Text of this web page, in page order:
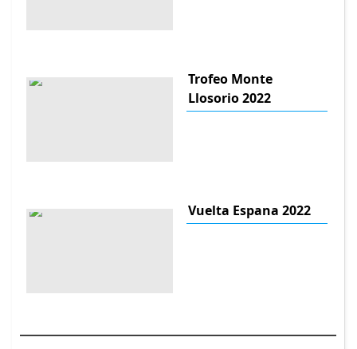
Trofeo Monte
Llosorio 2022
Vuelta Espana 2022